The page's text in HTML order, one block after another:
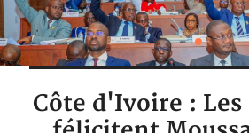
Côte d'Ivoire : Les